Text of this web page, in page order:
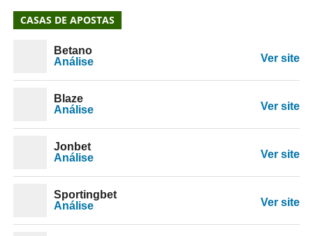
CASAS DE APOSTAS
Betano
Análise
Ver site
Blaze
Análise
Ver site
Jonbet
Análise
Ver site
Sportingbet
Análise
Ver site